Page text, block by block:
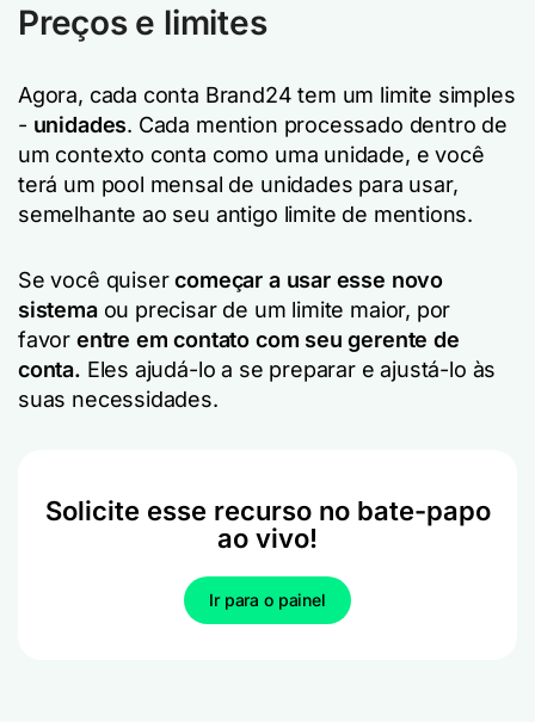
Preços e limites
Agora, cada conta Brand24 tem um limite simples
- unidades. Cada mention processado dentro de
um contexto conta como uma unidade, e você
terá um pool mensal de unidades para usar,
semelhante ao seu antigo limite de mentions.
Se você quisercomeçar a usar esse novo
sistemaou precisar de um limite maior, por
favor entre em contato com seu gerente de
conta. Eles ajudá-lo a se preparar e ajustá-lo às
suas necessidades.
Solicite esse recurso no bate-papo
ao vivo!
Ir para o painel